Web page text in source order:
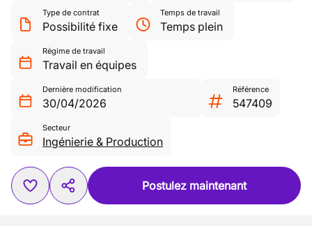
Type de contrat
Possibilité fixe
Temps de travail
Temps plein
Régime de travail
Travail en équipes
Dernière modification
30/04/2026
Référence
547409
Secteur
Ingénierie & Production
Postulez maintenant